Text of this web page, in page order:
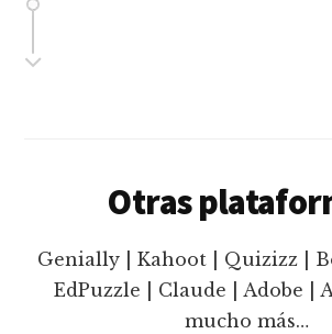
Otras
Genially | Kahoot | Quizizz |
EdPuzzle | Claude | Adobe |
mucho más…